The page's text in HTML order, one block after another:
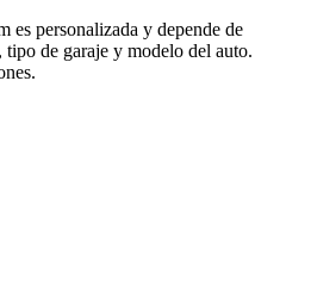
es personalizada y depende de
tipo de garaje y modelo del auto.